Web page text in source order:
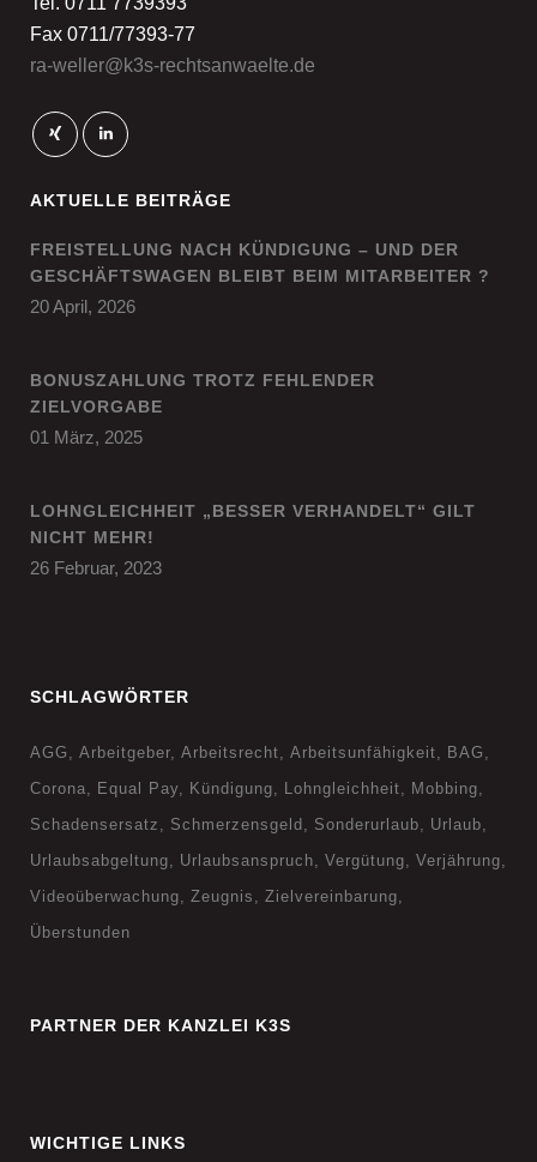
Fax 0711/77393-77
ra-weller@k3s-rechtsanwaelte.de
AKTUELLE BEITRÄGE
FREISTELLUNG NACH KÜNDIGUNG – UND DER
GESCHÄFTSWAGEN BLEIBT BEIM MITARBEITER ?
20 April, 2026
BONUSZAHLUNG TROTZ FEHLENDER
ZIELVORGABE
01 März, 2025
LOHNGLEICHHEIT „BESSER VERHANDELT“ GILT
NICHT MEHR!
26 Februar, 2023
SCHLAGWÖRTER
AGG Arbeitgeber Arbeitsrecht Arbeitsunfähigkeit
BAG
Corona
Equal Pay Kündigung Lohngleichheit
Mobbing
Schadensersatz
Schmerzensgeld Sonderurlaub
Urlaub
Urlaubsabgeltung
Urlaubsanspruch Vergütung
Verjährung
Videoüberwachung
Zeugnis
Zielvereinbarung
Überstunden
PARTNER DER KANZLEI K3S
WICHTIGE LINKS